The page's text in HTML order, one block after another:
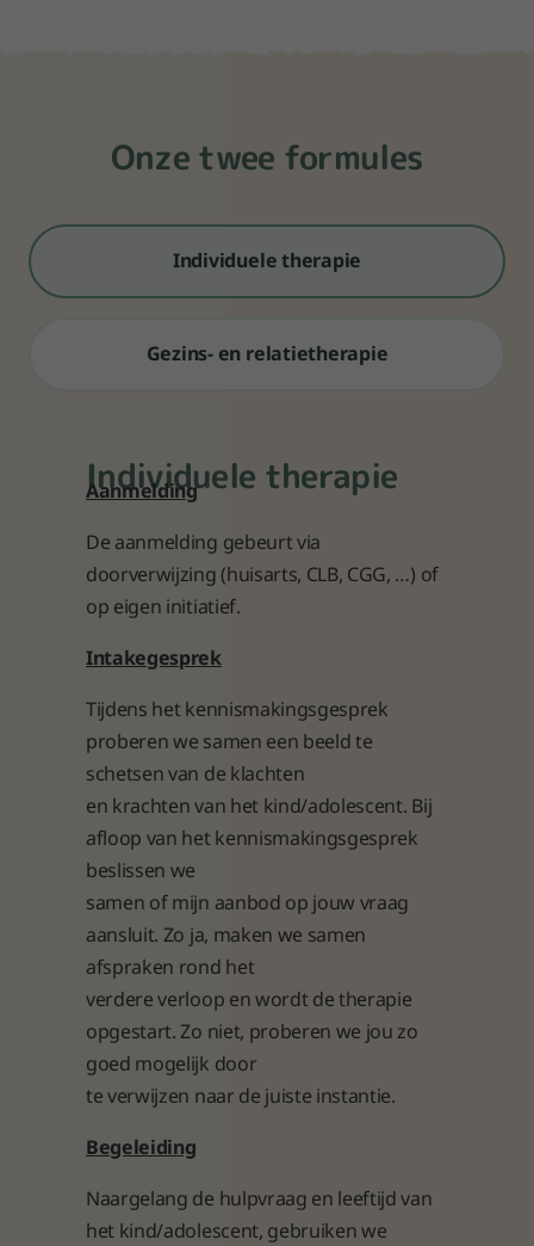
Onze twee formules
Individuele therapie
Gezins- en relatietherapie
Individuele therapie
Aanmelding
De aanmelding gebeurt via
doorverwijzing (huisarts, CLB, CGG, …) of
op eigen initiatief.
Intakegesprek
Tijdens het kennismakingsgesprek
proberen we samen een beeld te
schetsen van de klachten
en krachten van het kind/adolescent. Bij
afloop van het kennismakingsgesprek
beslissen we
samen of mijn aanbod op jouw vraag
aansluit. Zo ja, maken we samen
afspraken rond het
verdere verloop en wordt de therapie
opgestart. Zo niet, proberen we jou zo
goed mogelijk door
te verwijzen naar de juiste instantie.
Begeleiding
Naargelang de hulpvraag en leeftijd van
het kind/adolescent, gebruiken we